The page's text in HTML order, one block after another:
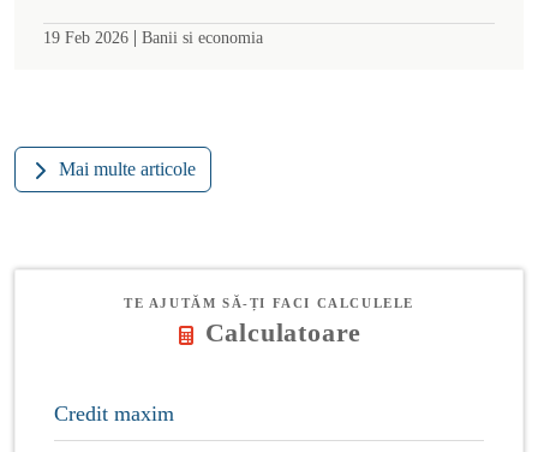
19 Feb 2026 | Banii si economia
Mai multe articole
TE AJUTĂM SĂ-ȚI FACI CALCULELE
Calculatoare
Credit maxim